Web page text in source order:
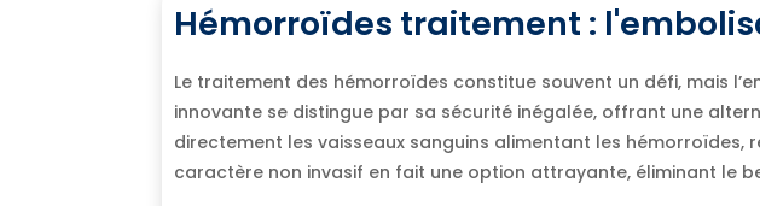
Hémorroïdes traitement :
Le traitement des hémorroïdes constitue souvent un défi, mais
innovante se distingue par sa sécurité inégalée, offrant une
directement les vaisseaux sanguins alimentant les
caractère non invasif en fait une option attrayante, éliminant le